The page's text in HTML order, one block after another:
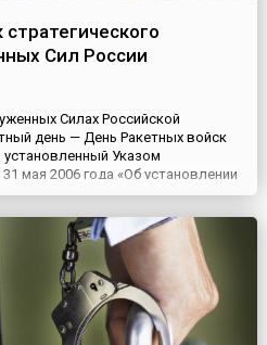
Сил России
Силах Российской
день — День Ракетных войск
установленный Указом
мая 2006 года «Об установлении
и памятных дней в
праздника День РВСН был
РФ № ...